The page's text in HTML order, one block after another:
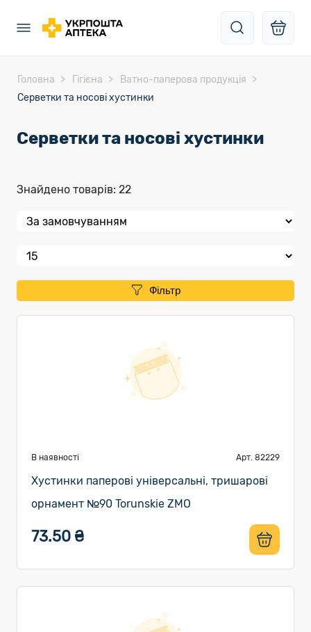
Головна Гігієна
Ватно-паперова продукція
Серветки та носові хустинки
Серветки та носові хустинки
Знайдено товарів: 22
Фільтр
В наявності Арт. 82229
Хустинки паперові універсальні, тришарові
орнамент №90 Torunskie ZMO
73.50 ₴